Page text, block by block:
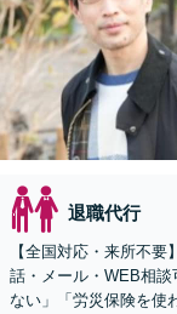
退職代行
【全国対応・来所不
話・メール・WEB相
ない」「労災保険を使